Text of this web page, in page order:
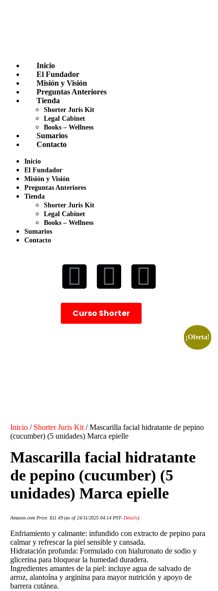
Inicio
El Fundador
Misión y Visión
Preguntas Anteriores
Tienda
Shorter Juris Kit
Legal Cabinet
Books – Wellness
Sumarios
Contacto
Inicio
El Fundador
Misión y Visión
Preguntas Anteriores
Tienda
Shorter Juris Kit
Legal Cabinet
Books – Wellness
Sumarios
Contacto
Curso Shorter
Inicio / Shorter Juris Kit / Mascarilla facial hidratante de pepino
(cucumber) (5 unidades) Marca epielle
Mascarilla facial hidratante
de pepino (cucumber) (5
unidades) Marca epielle
Amazon.com Price:$11.49 (as of 24/11/2025 04:14 PST-Details)
Enfriamiento y calmante: infundido con extracto de pepino para
calmar y refrescar la piel sensible y cansada.
Hidratación profunda: Formulado con hialuronato de sodio y
glicerina para bloquear la humedad duradera.
Ingredientes amantes de la piel: incluye agua de salvado de
arroz, alantoína y arginina para mayor nutrición y apoyo de
barrera cutánea.
¡Oferta!
¡Oferta!
¡Oferta!